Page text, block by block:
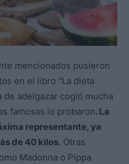
mencionados pusieron
en el libro "La dieta
adelgazar cogió mucha
famosas lo probaron. La
representante, ya
de 40 kilos. Otras
Madonna o Pippa